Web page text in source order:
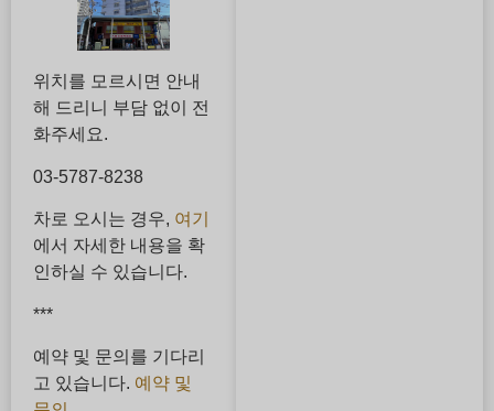
위치를 모르시면 안내
해 드리니 부담 없이 전
화주세요.
03-5787-8238
차로 오시는 경우, 여기
에서 자세한 내용을 확
인하실 수 있습니다.
***
예약 및 문의를 기다리
고 있습니다. 예약 및